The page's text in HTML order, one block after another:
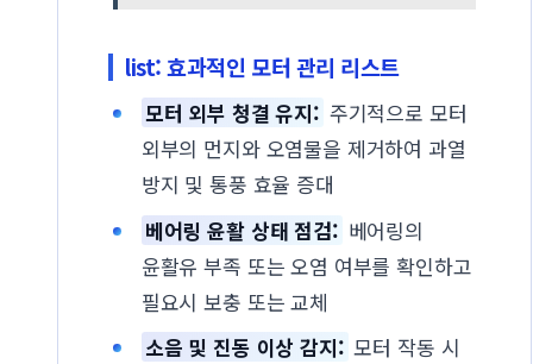
list: 효과적인 모터 관리 리스트
모터 외부 청결 유지: 주기적으로 모터
외부의 먼지와 오염물을 제거하여 과열
방지 및 통풍 효율 증대
베어링 윤활 상태 점검: 베어링의
윤활유 부족 또는 오염 여부를 확인하고
필요시 보충 또는 교체
소음 및 진동 이상 감지: 모터 작동 시